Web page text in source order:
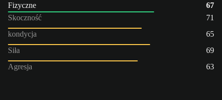
Fizyczne
67
Skoczność
71
kondycja
65
Siła
69
Agresja
63